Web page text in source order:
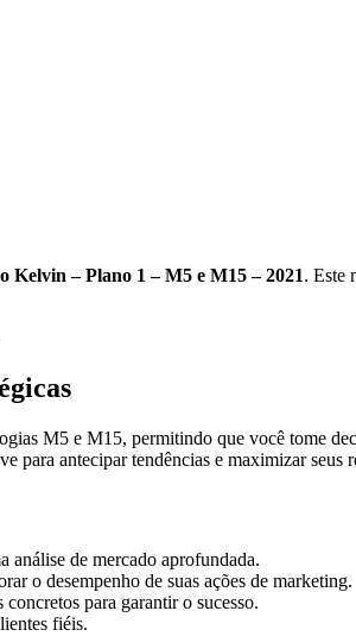
Kelvin – Plano 1 – M5 e M15 – 2021. Este
M5 e M15, permitindo que você tome
para antecipar tendências e maximizar seus
análise de mercado aprofundada.
o desempenho de suas ações de marketing.
concretos para garantir o sucesso.
fiéis.